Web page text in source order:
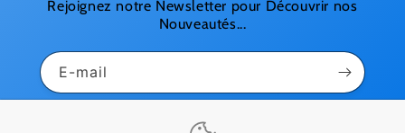
Rejoignez notre Newsletter pour Découvrir nos
Nouveautés...
E-mail